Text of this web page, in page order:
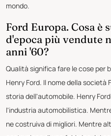
mondo.
Ford Europa. Cosa è
d'epoca più vendute
anni '60?
Qualità significa fare le cose per
Henry Ford. Il nome della società
storia dell'automobile. Henry
l'industria automobilistica.
ne costruiva di migliori. Mentre